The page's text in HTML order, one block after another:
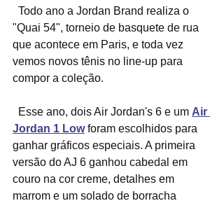
"Quai 54", torneio de basquete de rua
que acontece em Paris, e toda vez
vemos novos tênis no line-up para
compor a coleção.
  Esse ano, dois Air Jordan's 6 e um
Air
Jordan 1 Low foram escolhidos para
ganhar gráficos especiais. A primeira
versão do AJ 6 ganhou cabedal em
couro na cor creme, detalhes em
marrom e um solado de borracha